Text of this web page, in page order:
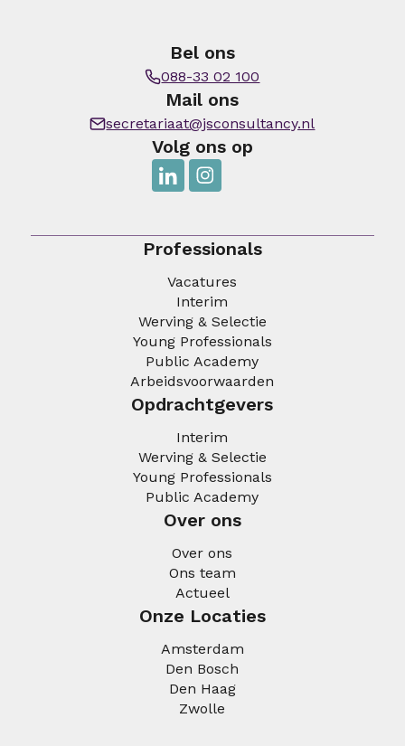
Professionals
Vacatures
Interim
Werving & Selectie
Young Professionals
Public Academy
Arbeidsvoorwaarden
Opdrachtgevers
Interim
Werving & Selectie
Young Professionals
Public Academy
Over ons
Over ons
Ons team
Actueel
Onze Locaties
Amsterdam
Den Bosch
Den Haag
Zwolle
Bel ons
088-33 02 100
Mail ons
secretariaat@jsconsultancy.nl
Volg ons op